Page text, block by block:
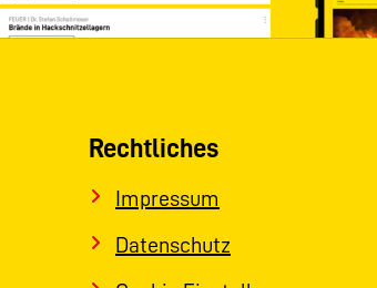
Rechtliches
Impressum
Datenschutz